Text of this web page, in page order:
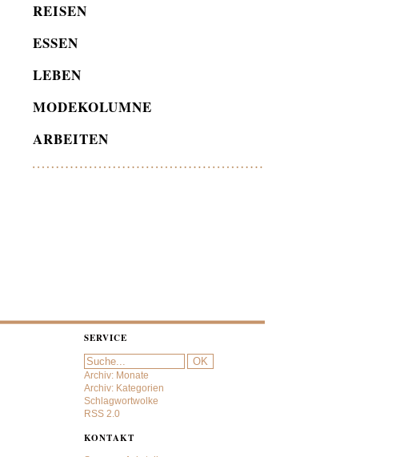
REISEN
ESSEN
LEBEN
MODEKOLUMNE
ARBEITEN
SERVICE
Archiv: Monate
Archiv: Kategorien
Schlagwortwolke
RSS 2.0
KONTAKT